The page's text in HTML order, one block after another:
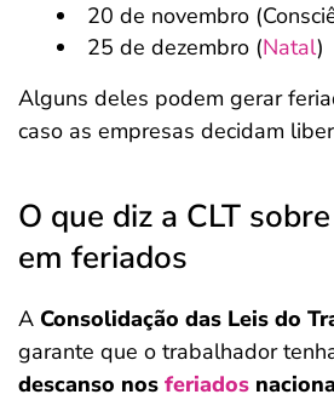
20 de novembro
25 de dezembro (Natal)
Alguns deles podem gerar
caso as empresas decidam
O que diz a CLT
em feriados
A Consolidação das Leis do
garante que o trabalhador
descanso nos feriados